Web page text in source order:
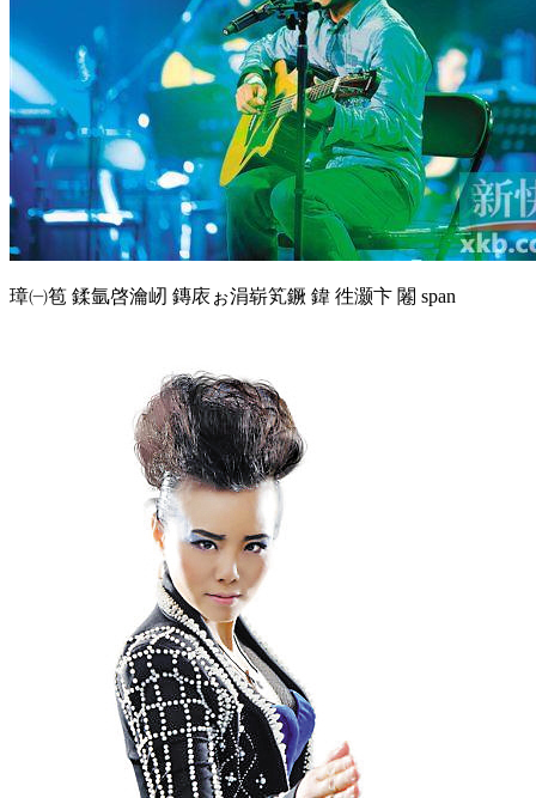
璋㈠笣 鍒氩啓瀹屻 鏄庡ぉ涓崭笂鐝 鍏 徃灏卞 闂 span